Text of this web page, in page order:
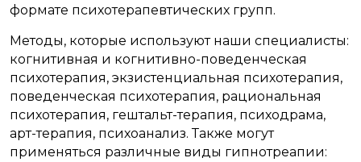
формате психотерапевтических групп.
Методы, которые используют наши специалисты:
когнитивная и когнитивно-поведенческая
психотерапия, экзистенциальная психотерапия,
поведенческая психотерапия, рациональная
психотерапия, гештальт-терапия, психодрама,
арт-терапия, психоанализ. Также могут
применяться различные виды гипнотреапии: